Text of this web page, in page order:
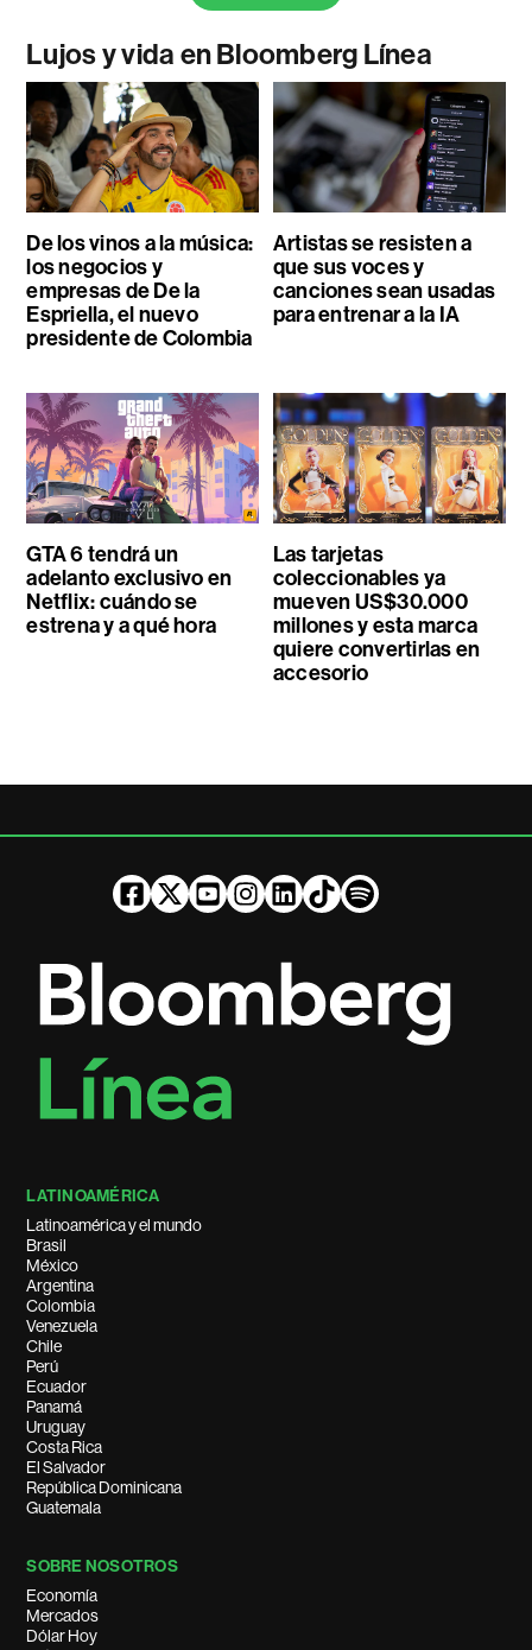
Lujos y vida en Bloomberg Línea
De los vinos a la música:
los negocios y
empresas de De la
Espriella, el nuevo
presidente de Colombia
Artistas se resisten a
que sus voces y
canciones sean usadas
para entrenar a la IA
GTA 6 tendrá un
adelanto exclusivo en
Netflix: cuándo se
estrena y a qué hora
Las tarjetas
coleccionables ya
mueven US$30.000
millones y esta marca
quiere convertirlas en
accesorio
LATINOAMÉRICA
Latinoamérica y el mundo
Brasil
México
Argentina
Colombia
Venezuela
Chile
Perú
Ecuador
Panamá
Uruguay
Costa Rica
El Salvador
República Dominicana
Guatemala
SOBRE NOSOTROS
Economía
Mercados
Dólar Hoy